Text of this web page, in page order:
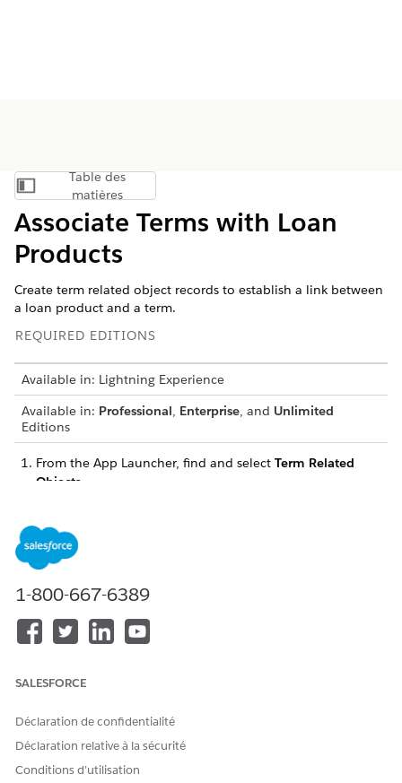
Afficher la table des matières
Table des
matières
Associate Terms with Loan
Products
Create term related object records to establish a link between
a loan product and a term.
REQUIRED EDITIONS
Available in: Lightning Experience
Available in: Professional, Enterprise, and Unlimited
Editions
From the App Launcher, find and select Term Related
Objects
finish, click
Dites-nous ce que nous pouvons améliorer !
1-800-667-6389
SALESFORCE
Déclaration de confidentialité
Déclaration relative à la sécurité
Conditions d’utilisation